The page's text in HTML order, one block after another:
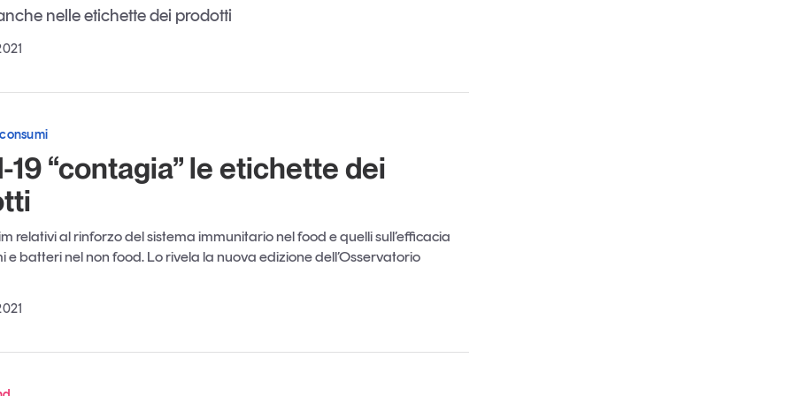
Eventi e formazione
Contatti
e
Italy
nelle etichette dei prodotti
19 “contagia” le etichette dei
relativi al rinforzo del sistema immunitario nel food e quelli sull’efficacia
e batteri nel non food. Lo rivela la nuova edizione dell’Osservatorio